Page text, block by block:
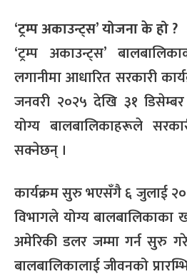
‘ट्रम्प अकाउन्ट्स’ योजना के हो ?
‘ट्रम्प अकाउन्ट्स’
लगानीमा आधारित सरकारी
जनवरी २०२५ देखि ३१
योग्य बालबालिकाहरूले
सक्नेछन् ।
कार्यक्रम सुरु भएसँगै ६ जुलाई
विभागले योग्य बालबालिकाका
अमेरिकी डलर जम्मा गर्न सुरु
बालबालिकालाई जीवनको